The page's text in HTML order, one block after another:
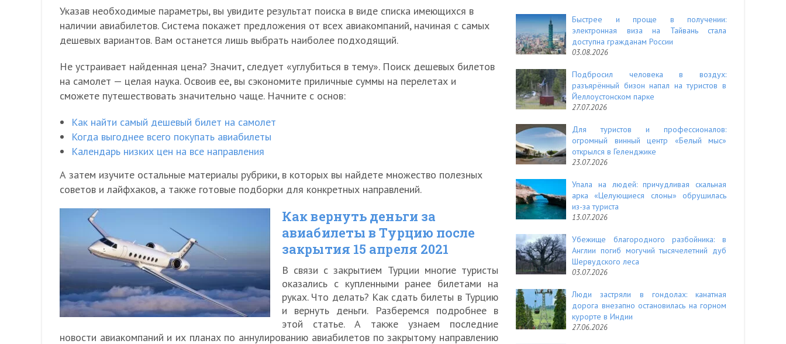
Указав необходимые параметры, вы увидите результат поиска в виде списка имеющихся в
наличии авиабилетов. Система покажет предложения от всех авиакомпаний, начиная с самых
дешевых вариантов. Вам останется лишь выбрать наиболее подходящий.
Не устраивает найденная цена? Значит, следует «углубиться в тему». Поиск дешевых билетов
на самолет — целая наука. Освоив ее, вы сэкономите приличные суммы на перелетах и
сможете путешествовать значительно чаще. Начните с основ:
Как найти самый дешевый билет на самолет
Когда выгоднее всего покупать авиабилеты
Календарь низких цен на все направления
А затем изучите остальные материалы рубрики, в которых вы найдете множество полезных
советов и лайфхаков, а также готовые подборки для конкретных направлений.
Как вернуть деньги за
авиабилеты в Турцию после
закрытия 15 апреля 2021
В связи с закрытием Турции многие туристы
оказались с купленными ранее билетами на
руках. Что делать? Как сдать билеты в Турцию
и вернуть деньги. Разберемся подробнее в
этой статье. А также узнаем последние
новости авиакомпаний и их планах по аннулированию авиабилетов по закрытому направлению
Быстрее и проще в получении:
электронная виза на Тайвань стала
доступна гражданам России
03.08.2026
Подбросил человека в воздух:
разъярённый бизон напал на туристов в
Йеллоустонском парке
27.07.2026
Для туристов и профессионалов:
огромный винный центр «Белый мыс»
открылся в Геленджике
23.07.2026
Упала на людей: причудливая скальная
арка «Целующиеся слоны» обрушилась
из-за туриста
13.07.2026
Убежище благородного разбойника: в
Англии погиб могучий тысячелетний дуб
Шервудского леса
03.07.2026
Люди застряли в гондолах: канатная
дорога внезапно остановилась на горном
курорте в Индии
27.06.2026